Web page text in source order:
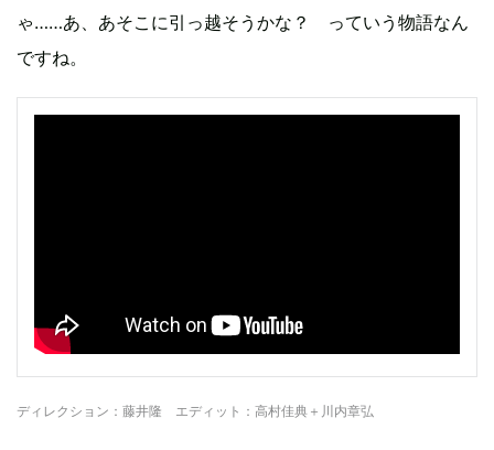
ゃ……あ、あそこに引っ越そうかな？ っていう物語なん
ですね。
ディレクション：藤井隆 エディット：高村佳典＋川内章弘